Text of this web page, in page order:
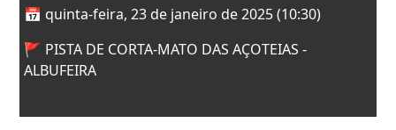
📅 quinta-feira, 23 de janeiro de 2025 (10:30)
🚩 PISTA DE CORTA-MATO DAS AÇOTEIAS -
ALBUFEIRA